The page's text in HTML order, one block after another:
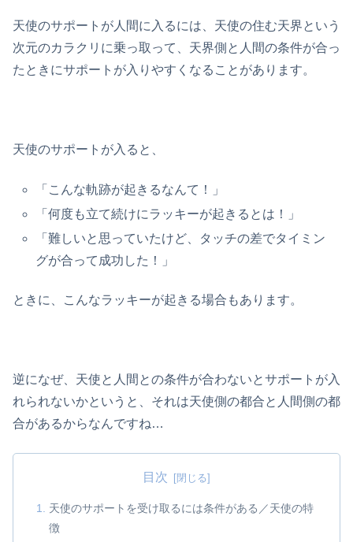
天使のサポートが人間に入るには、天使の住む天界という
次元のカラクリに乗っ取って、天界側と人間の条件が合っ
たときにサポートが入りやすくなることがあります。
天使のサポートが入ると、
「こんな軌跡が起きるなんて！」
「何度も立て続けにラッキーが起きるとは！」
「難しいと思っていたけど、タッチの差でタイミン
グが合って成功した！」
ときに、こんなラッキーが起きる場合もあります。
逆になぜ、天使と人間との条件が合わないとサポートが入
れられないかというと、それは天使側の都合と人間側の都
合があるからなんですね…
目次
天使のサポートを受け取るには条件がある／天使の特
徴